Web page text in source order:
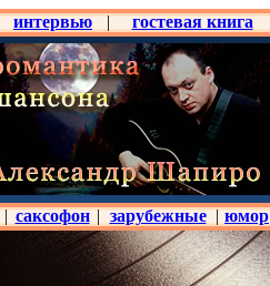
интервью | гостевая книга
| саксофон | зарубежные | юмор